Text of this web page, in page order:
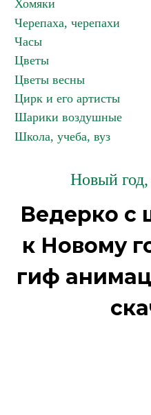
Хомяки
Черепаха, черепахи
Часы
Цветы
Цветы весны
Цирк и его артисты
Шарики воздушные
Школа, учеба, вуз
Новый год,
Ведерко с
к Новому
гиф